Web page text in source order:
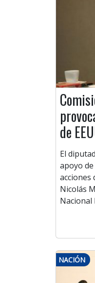
de
El
apoyo
acciones
Nicolás
Nacional
NACIÓN